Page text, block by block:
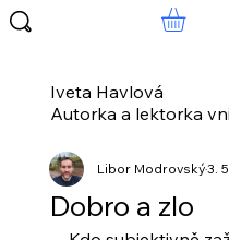
Iveta Havlová
Autorka a lektorka
Dobro a zlo
Libor Modrovský3.